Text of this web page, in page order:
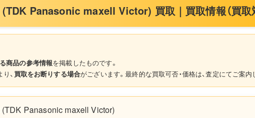
(TDK Panasonic maxell Victor) 買取｜買取情報（買取
商品の参考情報を掲載したものです。
、 買取をお断りする場合がございます。最終的な買取可否・価格は、査定にてご案内
Panasonic maxell Victor)